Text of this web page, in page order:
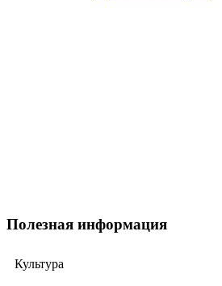
Полезная информация
Культура